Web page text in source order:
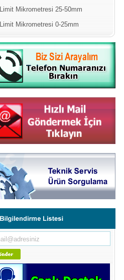
Limit Mikrometresi 25-50mm
Limit Mikrometresi 0-25mm
Yeni Binamıza TAŞINDIK
Portatif ve Tezgah Tipi Sertlik
Ölçüm Cihazları
Kaplama Kalınlığı Ölçüm
Cihazları
Ultrasonik Kalınlık Ölçüm
Cihazları
Yüzey Pürüzlülük Ölçüm
Vİbrasyon Test Cihazları
Tork Ölçerler-Kuvvet Ölçerler